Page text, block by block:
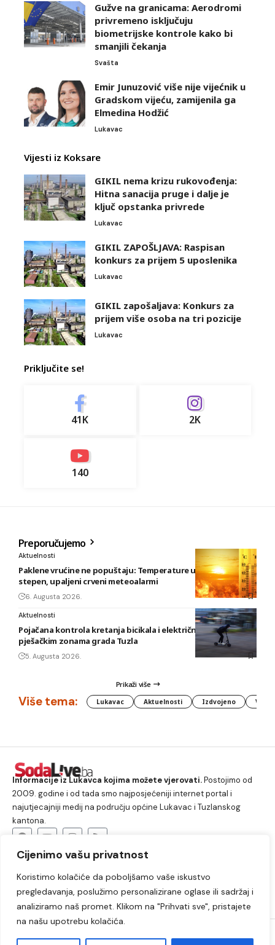
Cijenimo vašu privatnost
Koristimo kolačiće da poboljšamo vaše iskustvo
pregledavanja, poslužimo personalizirane oglase ili sadržaj i
analiziramo naš promet. Klikom na "Prihvati sve", pristajete
na našu upotrebu kolačića.
Gužve na granicama: Aerodromi
privremeno isključuju
biometrijske kontrole kako bi
smanjili čekanja
Svašta
Emir Junuzović više nije vijećnik u
Gradskom vijeću, zamijenila ga
Elmedina Hodžić
Lukavac
Vijesti iz Koksare
GIKIL nema krizu rukovođenja:
Hitna sanacija pruge i dalje je
ključ opstanka privrede
Lukavac
GIKIL ZAPOŠLJAVA: Raspisan
konkurs za prijem 5 uposlenika
Lukavac
GIKIL zapošaljava: Konkurs za
prijem više osoba na tri pozicije
Lukavac
Priključite se!
41K 2K
140
Preporučujemo
Aktuelnosti
Paklene vrućine ne popuštaju: Temperature u BiH i do 41
stepen, upaljeni crveni meteoalarmi
6. Augusta 2026.
Aktuelnosti
Pojačana kontrola kretanja bicikala i električnih romobila u
pješačkim zonama grada Tuzla
5. Augusta 2026.
Prikaži više
Više tema: Lukavac Aktuelnosti Izdvojeno
Informacije iz Lukavca kojima možete vjerovati.Postojimo od
2009. godine i od tada smo najposjećeniji internet portal i
najutjecajniji medij na području općine Lukavac i Tuzlanskog
kantona.
Lukavac Društvo Crna hronika
Sport
Kultura
Kolumne Slobodno vrijeme